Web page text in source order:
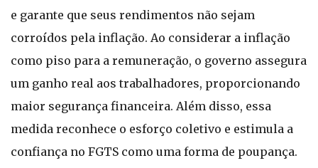
e garante que seus rendimentos não sejam
corroídos pela inflação. Ao considerar a inflação
como piso para a remuneração, o governo assegura
um ganho real aos trabalhadores, proporcionando
maior segurança financeira. Além disso, essa
medida reconhece o esforço coletivo e estimula a
confiança no FGTS como uma forma de poupança.